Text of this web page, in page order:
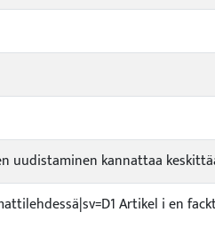
uudistaminen kannattaa
Artikel i en